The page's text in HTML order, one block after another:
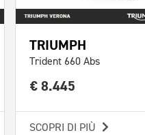
TRIUMPH
Trident 660 Abs
€ 8.445
SCOPRI DI PIÙ